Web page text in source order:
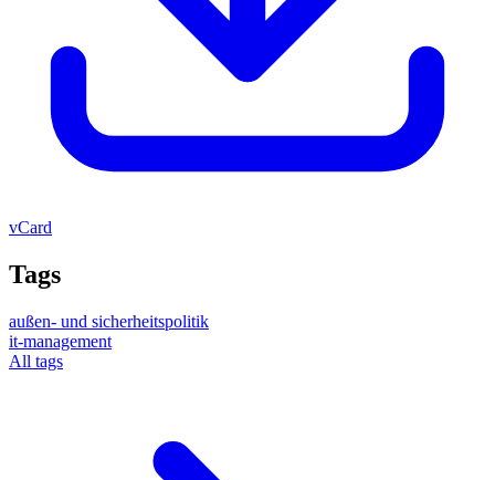
vCard
Tags
außen- und sicherheitspolitik
it-management
All tags